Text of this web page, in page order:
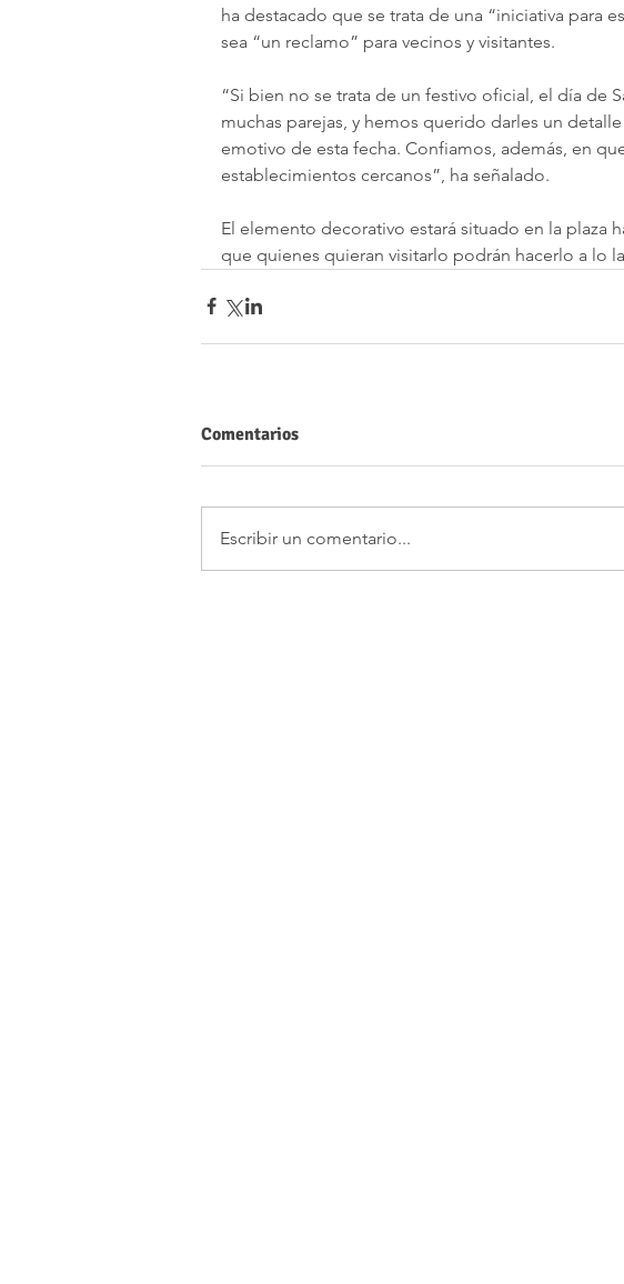
ha destacado que se trata de una “iniciativa para
sea “un reclamo” para vecinos y visitantes.
“Si bien no se trata de un festivo oficial, el día de
muchas parejas, y hemos querido darles un
emotivo de esta fecha. Confiamos, además, en
establecimientos cercanos”, ha señalado.
El elemento decorativo estará situado en la plaza
que quienes quieran visitarlo podrán hacerlo a lo
Comentarios
Escribir un comentario...